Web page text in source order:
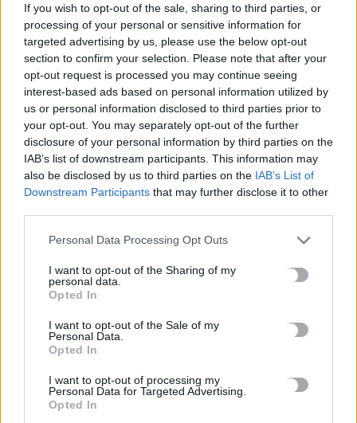
If you wish to opt-out of the sale, sharing to third parties, or
processing of your personal or sensitive information for
targeted advertising by us, please use the below opt-out
section to confirm your selection. Please note that after your
opt-out request is processed you may continue seeing
interest-based ads based on personal information utilized by
us or personal information disclosed to third parties prior to
your opt-out. You may separately opt-out of the further
disclosure of your personal information by third parties on the
IAB’s list of downstream participants. This information may
also be disclosed by us to third parties on the IAB’s List of
Downstream Participants that may further disclose it to other
Personal Data Processing Opt Outs
I want to opt-out of the Sharing of my
personal data.
Opted In
I want to opt-out of the Sale of my
Personal Data.
Opted In
I want to opt-out of processing my
Personal Data for Targeted Advertising.
Opted In
Αρχεία UFO: Νέα ανατριχιαστικά βίντεο – Αθόρυβα ιπτάμενα
τρίγωνα και «αιωρούμενo» ανθρώπινo σώμα
7 Αυγούστου, 2026
Μαϊμού επιτέθηκε και τραυμάτισε 18 ανθρώπους στην
Ινδονησία
7 Αυγούστου, 2026
Ριφιφί: Η σειρά του Σωτήρη Τσαφούλια έρχεται στον Alpha
Κρίση στη Θέουτα: Ιταλικό «όχι» στο ισπανικό τελεσίγραφο
για τους ελέγχους στα σύνορα
7 Αυγούστου, 2026
Υπουργείο Μετανάστευσης: Σχεδόν 1 εκατ. ευρώ για σχολικές
υποδομές και δημόσιους χώρους στο Δήμο Χανίων και τον
7 Αυγούστου, 2026